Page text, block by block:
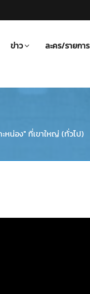
ข่าว ละคร/รายการ
หน่อง" ที่เขาใหญ่ (ทั่วไป)